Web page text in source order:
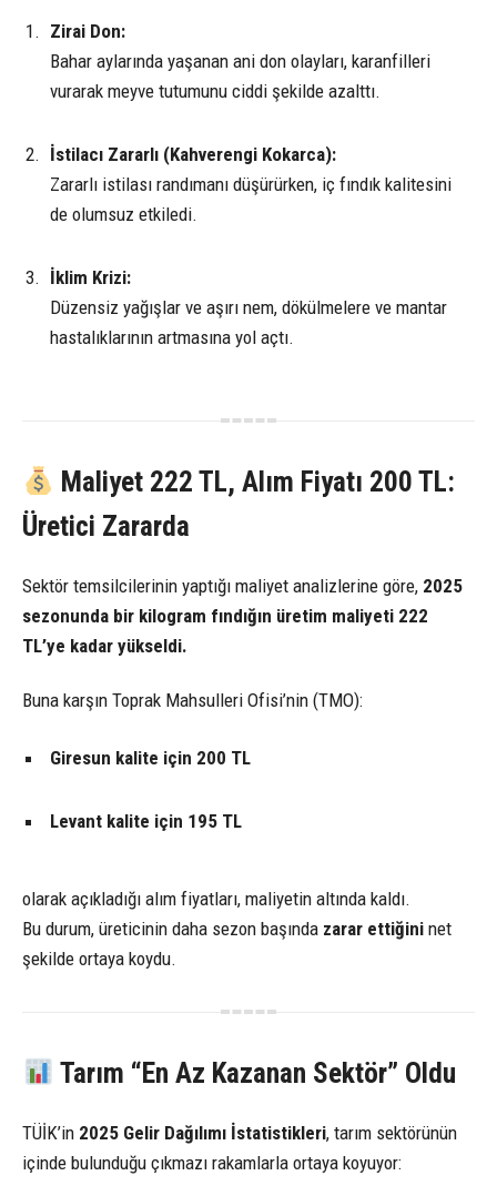
Zirai Don:
Bahar aylarında yaşanan ani don olayları, karanfilleri
vurarak meyve tutumunu ciddi şekilde azalttı.
İstilacı Zararlı (Kahverengi Kokarca):
Zararlı istilası randımanı düşürürken, iç fındık kalitesini
de olumsuz etkiledi.
İklim Krizi:
Düzensiz yağışlar ve aşırı nem, dökülmelere ve mantar
hastalıklarının artmasına yol açtı.
Maliyet 222 TL, Alım Fiyatı 200 TL:
Üretici Zararda
Sektör temsilcilerinin yaptığı maliyet analizlerine göre, 2025
sezonunda bir kilogram fındığın üretim maliyeti 222
TL’ye kadar yükseldi.
Buna karşın Toprak Mahsulleri Ofisi’nin (TMO):
Giresun kalite için 200 TL
Levant kalite için 195 TL
olarak açıkladığı alım fiyatları, maliyetin altında kaldı.
Bu durum, üreticinin daha sezon başında zarar ettiğini net
şekilde ortaya koydu.
Tarım “En Az Kazanan Sektör” Oldu
TÜİK’in 2025 Gelir Dağılımı İstatistikleri, tarım sektörünün
içinde bulunduğu çıkmazı rakamlarla ortaya koyuyor: